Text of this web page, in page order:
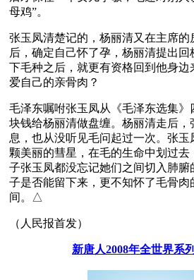
母鸡”。
张玉凤清楚记的，杨丽清又在主席的
后，确定自己怀了孕，杨丽清提出
下毛种之后，就更有资格回到他身边
爱自己的亲骨肉？
毛泽东嘱咐张玉凤从《毛泽东选集
块钱给杨丽清做盘缠。杨丽清走后，
息，也从没听见毛问起过一次。张
颗美丽的彗星，在毛的生命中划过去
子张玉凤都没忘记她们之间切入肺
子是否能留下来，更不知怀了毛骨肉
间。△
（人民报首发）
新唐人2008年全世界系